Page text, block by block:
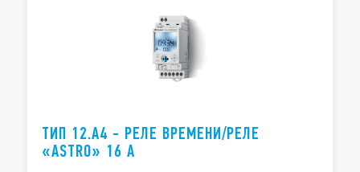
ТИП 12.A4 - РЕЛЕ ВРЕМЕНИ/РЕЛЕ
«ASTRO» 16 A